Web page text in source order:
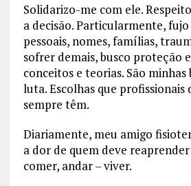
Solidarizo-me com ele.
a decisão. Particularmente,
pessoais, nomes, famílias,
sofrer demais, busco proteção
conceitos e teorias. São minhas
luta. Escolhas que profissionais
sempre têm.
Diariamente, meu amigo
a dor de quem deve
comer, andar – viver.